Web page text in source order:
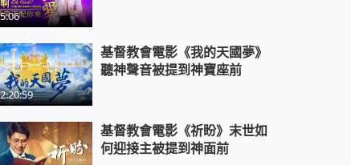
基督教會電影《我的天國夢》
聽神聲音被提到神寶座前
基督教會電影《祈盼》末世如
何迎接主被提到神面前